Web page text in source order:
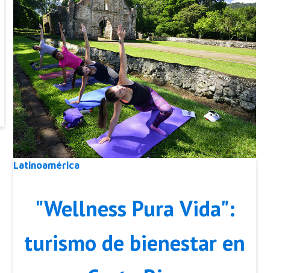
Latinoamérica
"Wellness Pura Vida":
turismo de bienestar en